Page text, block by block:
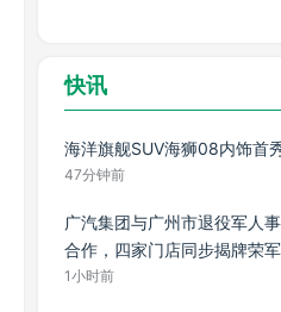
快讯
海洋旗舰SUV海狮08内饰首
47分钟前
广汽集团与广州市退役军人
合作，四家门店同步揭牌荣军
1小时前